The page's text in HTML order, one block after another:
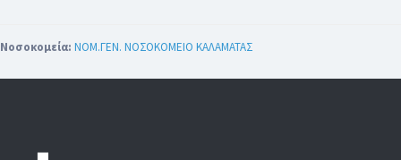
Νοσοκομεία: ΝΟΜ.ΓΕΝ. ΝΟΣΟΚΟΜΕΙΟ ΚΑΛΑΜΑΤΑΣ